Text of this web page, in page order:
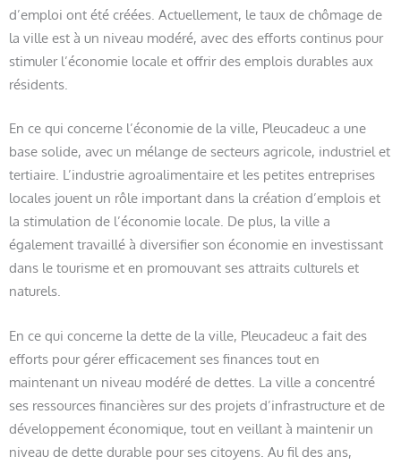
d’emploi ont été créées. Actuellement, le taux de chômage de
la ville est à un niveau modéré, avec des efforts continus pour
stimuler l’économie locale et offrir des emplois durables aux
résidents.
En ce qui concerne l’économie de la ville, Pleucadeuc a une
base solide, avec un mélange de secteurs agricole, industriel et
tertiaire. L’industrie agroalimentaire et les petites entreprises
locales jouent un rôle important dans la création d’emplois et
la stimulation de l’économie locale. De plus, la ville a
également travaillé à diversifier son économie en investissant
dans le tourisme et en promouvant ses attraits culturels et
naturels.
En ce qui concerne la dette de la ville, Pleucadeuc a fait des
efforts pour gérer efficacement ses finances tout en
maintenant un niveau modéré de dettes. La ville a concentré
ses ressources financières sur des projets d’infrastructure et de
développement économique, tout en veillant à maintenir un
niveau de dette durable pour ses citoyens. Au fil des ans,